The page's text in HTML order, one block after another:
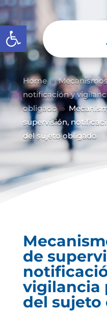
Abrir barra de
Home 9
notificación y
obligado 9
supervisión,
del sujeto obligado
de
vigilancia
del